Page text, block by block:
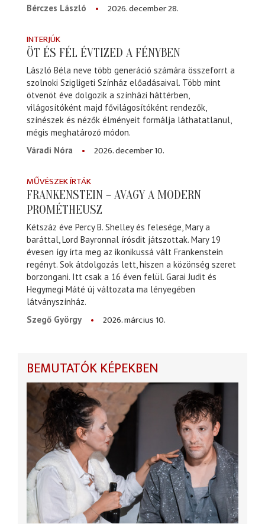
Bérczes László 2026. december 28.
INTERJÚK
ÖT ÉS FÉL ÉVTIZED A FÉNYBEN
László Béla neve több generáció számára összeforrt a
szolnoki Szigligeti Színház előadásaival. Több mint
ötvenöt éve dolgozik a színházi háttérben,
világosítóként majd fővilágosítóként rendezők,
színészek és nézők élményeit formálja láthatatlanul,
mégis meghatározó módon.
Váradi Nóra
2026. december 10.
MŰVÉSZEK ÍRTÁK
FRANKENSTEIN – AVAGY A MODERN
PROMÉTHEUSZ
Kétszáz éve Percy B. Shelley és felesége, Mary a
baráttal, Lord Bayronnal írósdit játszottak. Mary 19
évesen így írta meg az ikonikussá vált Frankenstein
regényt. Sok átdolgozás lett, hiszen a közönség szeret
borzongani. Itt csak a 16 éven felül. Garai Judit és
Hegymegi Máté új változata ma lényegében
látványszínház.
Szegő György
2026. március 10.
BEMUTATÓK KÉPEKBEN